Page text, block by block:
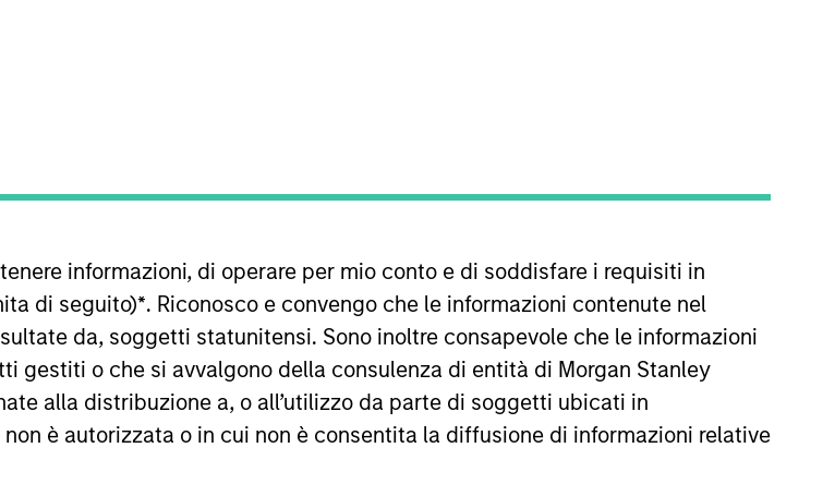
informazioni, di operare per mio conto e di soddisfare i requisiti in
di seguito)*. Riconosco e convengo che le informazioni contenute nel
da, soggetti statunitensi. Sono inoltre consapevole che le informazioni
gestiti o che si avvalgono della consulenza di entità di Morgan Stanley
alla distribuzione a, o all’utilizzo da parte di soggetti ubicati in
è autorizzata o in cui non è consentita la diffusione di informazioni relative
Stanley Investment Management.